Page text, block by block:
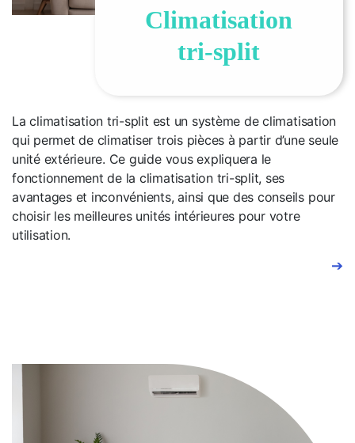
Climatisation
tri-split
La climatisation tri-split est un système de climatisation
qui permet de climatiser trois pièces à partir d’une seule
unité extérieure. Ce guide vous expliquera le
fonctionnement de la climatisation tri-split, ses
avantages et inconvénients, ainsi que des conseils pour
choisir les meilleures unités intérieures pour votre
utilisation.
➔